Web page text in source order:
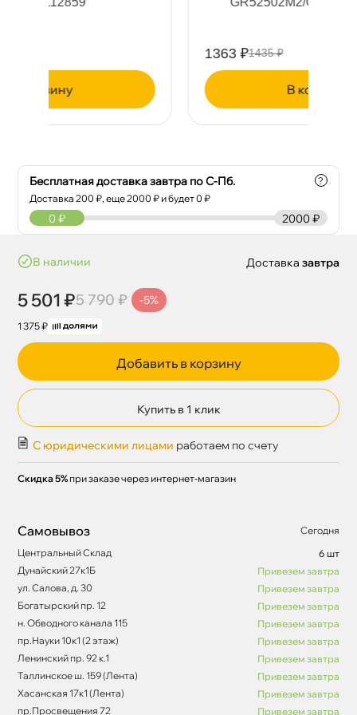
корзину
Бесплатная доставка завтра по С-Пб.
Доставка200 ₽, еще2000 ₽ и будет 0 ₽
?
2000 ₽
0 ₽
наличии
5 501 ₽5 790 ₽ -5%
1 375 ₽
Доставка завтра
Добавить в корзину
Купить в 1 клик
С юридическими лицами работаем по счету
Скидка 5% при заказе через интернет-магазин
Самовывоз
Сегодня
Центральный Склад
6 шт
Дунайский 27к1Б
Привезем завтра
ул. Салова, д. 30
Привезем завтра
Богатырский пр. 12
Привезем завтра
н. Обводного канала 115
Привезем завтра
пр.Науки 10к1 (2 этаж)
Привезем завтра
Ленинский пр. 92 к.1
Привезем завтра
Таллинское ш. 159 (Лента)
Привезем завтра
Хасанская 17к1 (Лента)
Привезем завтра
пр.Просвещения 72
Привезем завтра